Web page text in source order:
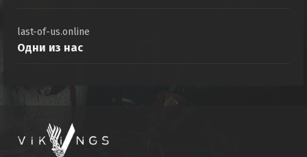
last-of-us.online
Одни из нас